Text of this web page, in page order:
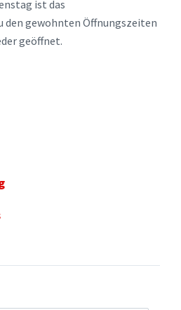
ist das
den gewohnten Öffnungszeiten
geöffnet.